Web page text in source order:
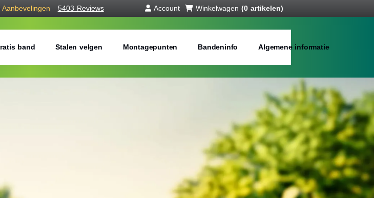
Aanbevelingen 5403 Reviews Account Winkelwagen (0 artikelen)
band Stalen velgen Montagepunten Bandeninfo Algemene informatie
Inch: